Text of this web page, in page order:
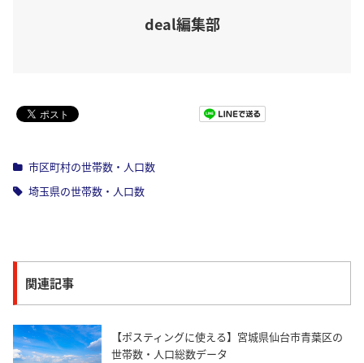
deal編集部
市区町村の世帯数・人口数
埼玉県の世帯数・人口数
関連記事
【ポスティングに使える】宮城県仙台市青葉区の
世帯数・人口総数データ